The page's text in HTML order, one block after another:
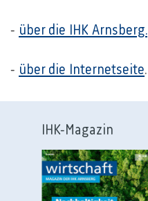
- über die IHK Arnsberg.
- über die Internetseite.
IHK-Magazin